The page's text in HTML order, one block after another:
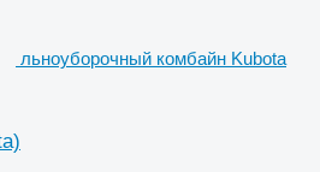
льноуборочный комбайн Kubota